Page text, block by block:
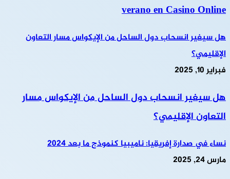
verano en Casino Online
هل سيغير انسحاب دول الساحل من الإيكواس مسار التعاون
الإقليمي؟
فبراير 10, 2025
هل سيغير انسحاب دول الساحل من الإيكواس مسار
التعاون الإقليمي؟
نساء في صدارة إفريقيا: ناميبيا كنموذج ما بعد 2024
مارس 24, 2025